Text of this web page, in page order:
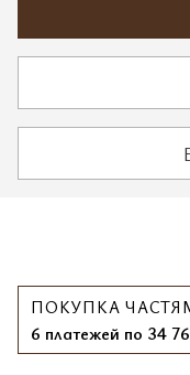
ПОКУПКА
6 платежей по 34